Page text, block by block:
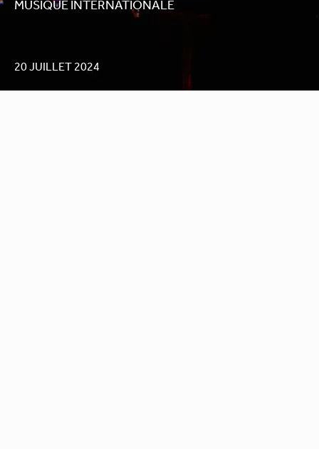
MUSIQUE INTERNATIONALE
20 JUILLET 2024